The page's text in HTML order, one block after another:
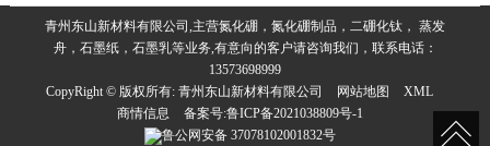
青州东山新材料有限公司,主营氮化硼，氮化硼制品，二硼化钛， 蒸发
舟，石墨纸，石墨乳等业务,有意向的客户请咨询我们，联系电话：
13573698999
CopyRight © 版权所有: 青州东山新材料有限公司 网站地图
XML
商情信息
备案号:鲁ICP备2021038809号-1
鲁公网安备37078102001832号